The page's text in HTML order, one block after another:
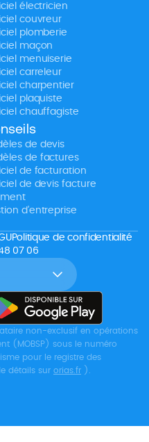
électricien
couvreur
plomberie
maçon
menuiserie
carreleur
charpentier
plaquiste
chauffagiste
de devis
de factures
de facturation
de devis facture
d’entreprise
Politique de confidentialité
07 06
non-exclusif en opérations
(MOBSP) sous le numéro
pour le registre des
détails sur orias.fr ).